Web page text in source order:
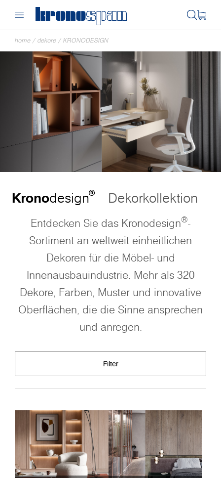
home / dekore / KRONODESIGN
Kronodesign® Dekorkollektion
Entdecken Sie das Kronodesign®-
Sortiment an weltweit einheitlichen
Dekoren für die Möbel- und
Innenausbauindustrie. Mehr als 320
Dekore, Farben, Muster und innovative
Oberflächen, die die Sinne ansprechen
und anregen.
Filter